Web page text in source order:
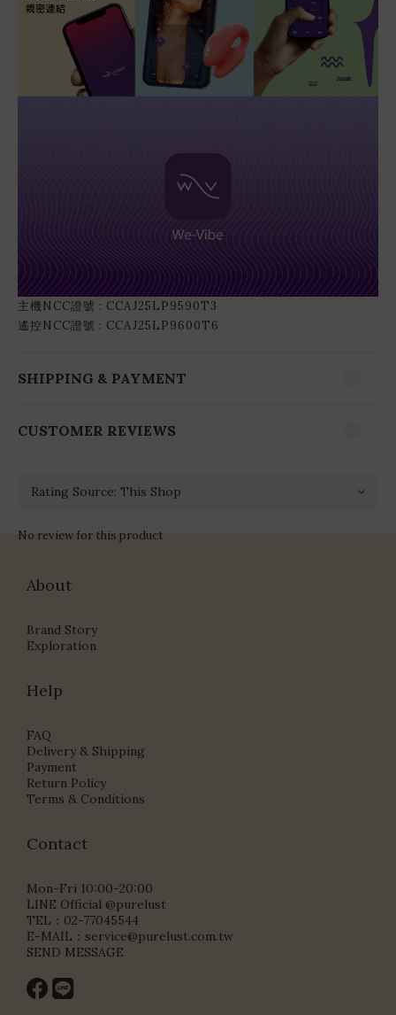
主機NCC證號 : CCAJ25LP9590T3
遙控NCC證號 : CCAJ25LP9600T6
SHIPPING & PAYMENT
CUSTOMER REVIEWS
No review for this product
About
Brand Story
Exploration
Help
FAQ
Delivery & Shipping
Payment
Return Policy
Terms & Conditions
Contact
Mon-Fri 10:00-20:00
LINE Official @purelust
TEL：02-77045544
E-MAIL： service@purelust.com.tw
SEND MESSAGE